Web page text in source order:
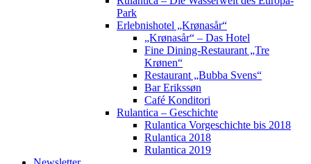
Park
Erlebnishotel „Krønasår“
„Krønasår“ – Das Hotel
Fine Dining-Restaurant „Tre
Krønen“
Restaurant „Bubba Svens“
Bar Erikssøn
Café Konditori
Rulantica – Geschichte
Rulantica Vorgeschichte bis 2018
Rulantica 2018
Rulantica 2019